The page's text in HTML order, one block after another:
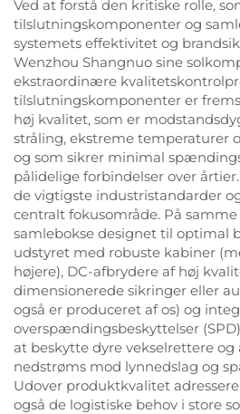
Ved at forstå den kritiske rolle,
tilslutningskomponenter og
systemets effektivitet og
Wenzhou Shangnuo sine
ekstraordinære
tilslutningskomponenter er
høj kvalitet, som er
stråling, ekstreme temperaturer
og som sikrer minimal
pålidelige forbindelser over
de vigtigste industristandarder
centralt fokusområde. På
samlebokse designet til optimal
udstyret med robuste kabiner
højere), DC-afbrydere af høj
dimensionerede sikringer eller
også er produceret af os) og
overspændingsbeskyttelser
at beskytte dyre vekselrettere
nedstrøms mod lynnedslag og
Udover produktkvalitet
også de logistiske behov i store